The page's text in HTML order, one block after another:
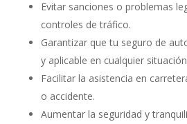
Evitar sanciones o problemas
controles de tráfico.
Garantizar que tu seguro de
y aplicable en cualquier
Facilitar la asistencia en
o accidente.
Aumentar la seguridad y